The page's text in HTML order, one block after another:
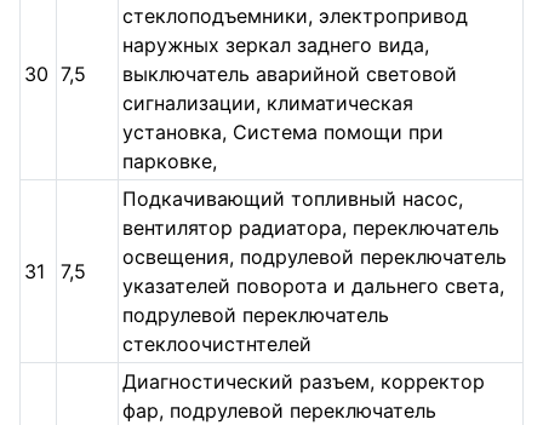
30 7,5
стеклоподъемники, электропривод
наружных зеркал заднего вида,
выключатель аварийной световой
сигнализации, климатическая
установка, Система помощи при
парковке,
31 7,5
Подкачивающий топливный насос,
вентилятор радиатора, переключатель
освещения, подрулевой переключатель
указателей поворота и дальнего света,
подрулевой переключатель
стеклоочистнтелей
Диагностический разъем, корректор
фар, подрулевой переключатель